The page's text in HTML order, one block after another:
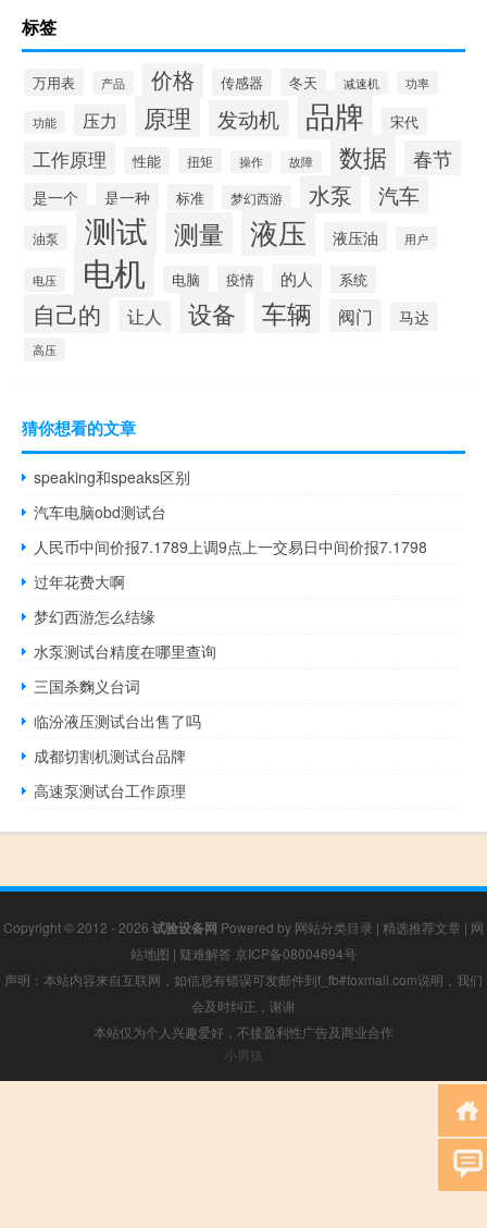
标签
万用表 产品 价格 传感器 冬天 减速机 功率
功能 压力 原理 发动机 品牌 宋代
工作原理 性能 扭矩 操作 故障 数据 春节
是一个 是一种 标准 梦幻西游 水泵 汽车
油泵 测试 测量 液压 液压油 用户
电压 电机 电脑 疫情 的人 系统
自己的 让人 设备 车辆 阀门 马达
高压
猜你想看的文章
speaking和speaks区别
汽车电脑obd测试台
人民币中间价报7.1789上调9点上一交易日中间价报7.1798
过年花费大啊
梦幻西游怎么结缘
水泵测试台精度在哪里查询
三国杀麴义台词
临汾液压测试台出售了吗
成都切割机测试台品牌
高速泵测试台工作原理
Copyright © 2012 - 2026 试验设备网 Powered by 网站分类目录 | 精选推荐文章 | 网
站地图 | 疑难解答 京ICP备08004694号
声明：本站内容来自互联网，如信息有错误可发邮件到f_fb#foxmail.com说明，我们
会及时纠正，谢谢
本站仅为个人兴趣爱好，不接盈利性广告及商业合作
小男孩